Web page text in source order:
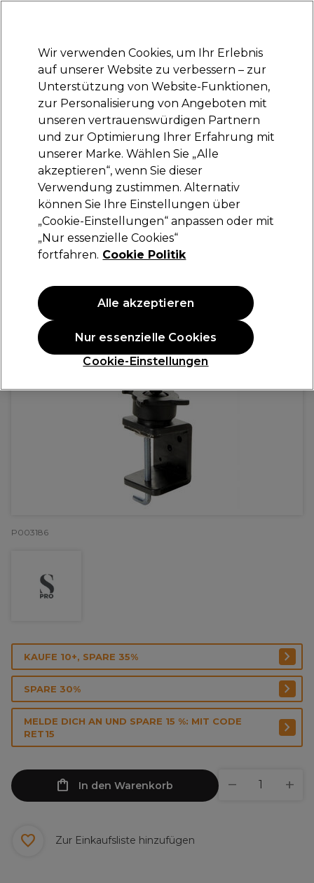
Anmelden
Marken Deals Haare Elektrogeräte Saloneinrichtung
Lieferung und Lieferzeiten
– mehr erfahren
S-PRO Übungskopf Halter Universal Schwarz
0
9,27 €13,25 €
P003186
KAUFE 10+, SPARE 35%
SPARE 30%
MELDE DICH AN UND SPARE 15 %: MIT CODE
RET15
In den Warenkorb
Zur Einkaufsliste hinzufügen
Wir verwenden Cookies, um Ihr Erlebnis
auf unserer Website zu verbessern – zur
Unterstützung von Website-Funktionen,
zur Personalisierung von Angeboten mit
unseren vertrauenswürdigen Partnern
und zur Optimierung Ihrer Erfahrung mit
unserer Marke. Wählen Sie „Alle
akzeptieren“, wenn Sie dieser
Verwendung zustimmen. Alternativ
können Sie Ihre Einstellungen über
„Cookie-Einstellungen“ anpassen oder mit
„Nur essenzielle Cookies“
fortfahren. Cookie Politik
Cookie-Einstellungen
Nur essenzielle Cookies
Alle akzeptieren